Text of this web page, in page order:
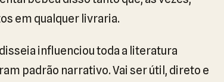
em qualquer livraria.
influenciou toda a literatura
padrão narrativo. Vai ser útil, direto e